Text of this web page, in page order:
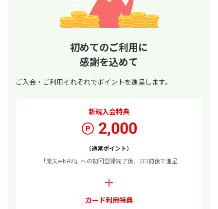
初めてのご利用に
感謝を込めて
ご入会・ご利用それぞれでポイントを進呈します。
新規入会特典
2,000
（通常ポイント）
「楽天e-NAVI」への初回登録完了後、2日前後で進呈
カード利用特典